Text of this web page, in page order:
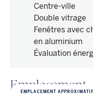
Centre-ville
Double vitrage
Fenêtres avec
en aluminium
Évaluation
Emplacement
EMPLACEMENT APPROXIMATIF